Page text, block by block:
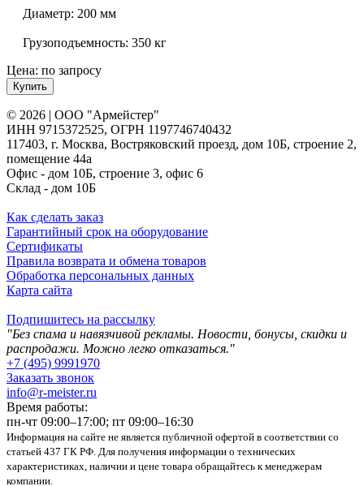
Диаметр: 200 мм
Грузоподъемность: 350 кг
Цена: по запросу
Купить
© 2026 | ООО "Армейстер"
ИНН 9715372525, ОГРН 1197746740432
117403, г. Москва, Востряковский проезд, дом 10Б, строение 2,
помещение 44а
Офис - дом 10Б, строение 3, офис 6
Склад - дом 10Б
Как сделать заказ
Гарантийный срок на оборудование
Сертификаты
Правила возврата и обмена товаров
Обработка персональных данных
Карта сайта
Подпишитесь на рассылку
"Без спама и навязчивой рекламы. Новости, бонусы, скидки и
распродажи. Можно легко отказаться."
+7 (495) 9991970
Заказать звонок
info@r-meister.ru
Время работы:
пн-чт 09:00–17:00; пт 09:00–16:30
Информация на сайте не является публичной офертой в соответствии со
статьей 437 ГК РФ. Для получения информации о технических
характеристиках, наличии и цене товара обращайтесь к менеджерам
компании.